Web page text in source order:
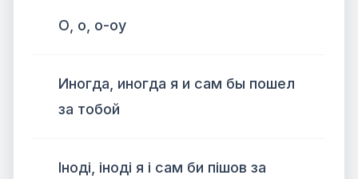
О, о, о-оу
Иногда, иногда я и сам бы пошел
за тобой
Іноді, іноді я і сам би пішов за